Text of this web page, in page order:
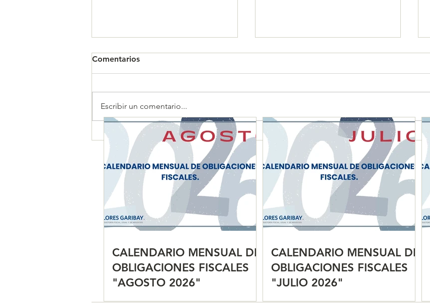
CALENDARIO MENSUAL DE
OBLIGACIONES FISCALES
"AGOSTO 2026"
CALENDARIO MENSUAL DE
OBLIGACIONES FISCALES
"JULIO 2026"
Comentarios
Escribir un comentario...
CALENDARIO MENSUAL DE
OBLIGACIONES FISCALES
"AGOSTO 2026"
CALENDARIO MENSUAL DE
OBLIGACIONES FISCALES
"JULIO 2026"